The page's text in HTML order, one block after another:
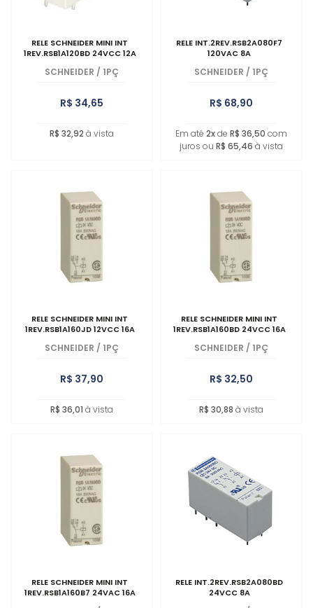
RELE SCHNEIDER MINI INT
1REV.RSB1A120BD 24VCC 12A
SCHNEIDER / 1PÇ
R$ 34,65
R$ 32,92 à vista
RELE INT.2REV.RSB2A080F7
120VAC 8A
SCHNEIDER / 1PÇ
R$ 68,90
Em até 2xde R$ 36,50 com
juros ou R$ 65,46 à vista
RELE SCHNEIDER MINI INT
1REV.RSB1A160JD 12VCC 16A
SCHNEIDER / 1PÇ
R$ 37,90
R$ 36,01 à vista
RELE SCHNEIDER MINI INT
1REV.RSB1A160BD 24VCC 16A
SCHNEIDER / 1PÇ
R$ 32,50
R$ 30,88 à vista
RELE SCHNEIDER MINI INT
1REV.RSB1A160B7 24VAC 16A
RELE INT.2REV.RSB2A080BD
24VCC 8A